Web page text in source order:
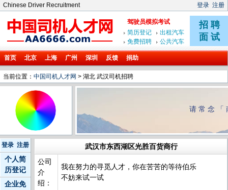
Chinese Driver Recruitment 登录 注册
首页 北京 上海 广州 深圳 反馈 捐助
当前位置： 中国司机人才网 > 湖北 武汉司机招聘
请常念
登录 注册
个人简
历登记
企业免
武汉市东西湖区光胜百货商行
公司
介
绍：
我在努力的寻觅人才，你在苦苦的等待伯乐
不妨来试一试